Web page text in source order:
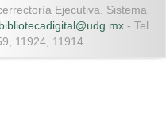
Ejecutiva. Sistema
bibliotecadigital@udg.mx - Tel.
11924, 11914